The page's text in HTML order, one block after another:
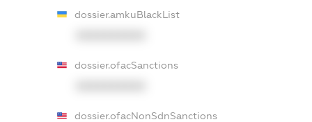
dossier.amkuBlackList
dossier.ofacSanctions
dossier.ofacNonSdnSanctions